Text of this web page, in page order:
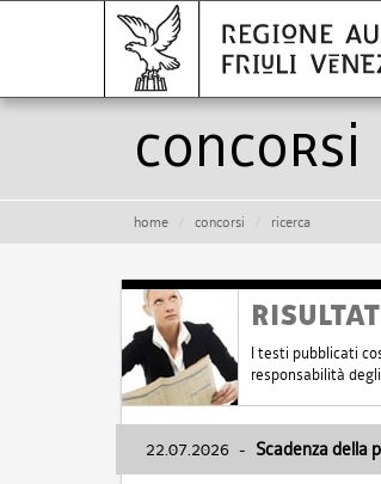
Concorsi
home concorsi ricerca
I testi pubblicati
responsabilità
22.07.2026 - Scadenza della